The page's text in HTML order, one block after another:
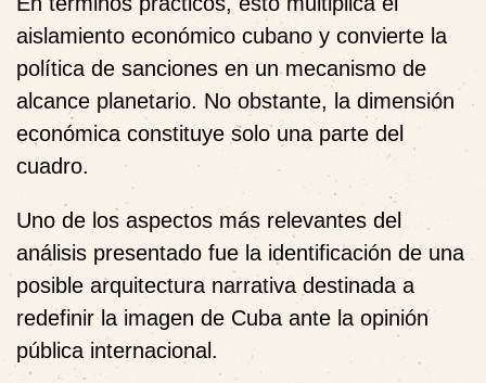
aislamiento económico cubano y convierte la
política de sanciones en un mecanismo de
alcance planetario. No obstante, la dimensión
económica constituye solo una parte del
cuadro.
Uno de los aspectos más relevantes del
análisis presentado fue la identificación de una
posible arquitectura narrativa destinada a
redefinir la imagen de Cuba ante la opinión
pública internacional.